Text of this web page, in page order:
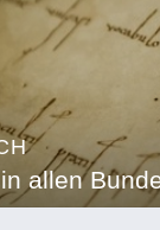
allen